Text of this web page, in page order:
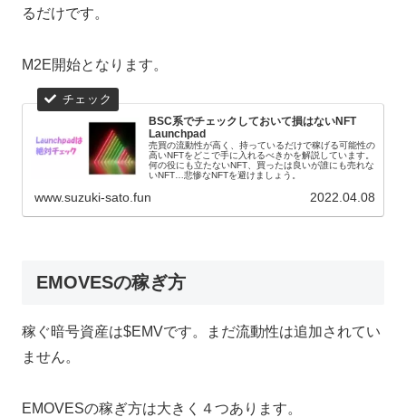
るだけです。
M2E開始となります。
BSC系でチェックしておいて損はないNFT
Launchpad
売買の流動性が高く、持っているだけで稼げる可能性の
高いNFTをどこで手に入れるべきかを解説しています。
何の役にも立たないNFT、買ったは良いが誰にも売れな
いNFT…悲惨なNFTを避けましょう。
www.suzuki-sato.fun 2022.04.08
EMOVESの稼ぎ方
稼ぐ暗号資産は$EMVです。まだ流動性は追加されてい
ません。
EMOVESの稼ぎ方は大きく４つあります。